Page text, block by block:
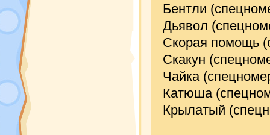
Бентли
Дьявол
Скорая помощь
Скакун
Чайка
Катюша
Крылатый